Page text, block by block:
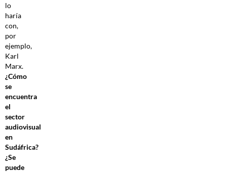
lo
haría
con,
por
ejemplo,
Karl
Marx.
¿Cómo
se
encuentra
el
sector
audiovisual
en
Sudáfrica?
¿Se
puede